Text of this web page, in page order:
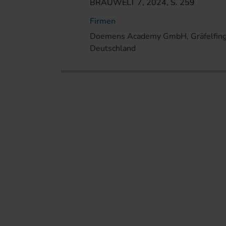
BRAUWELT 7, 2024, S. 259
Firmen
Doemens Academy GmbH,
Deutschland